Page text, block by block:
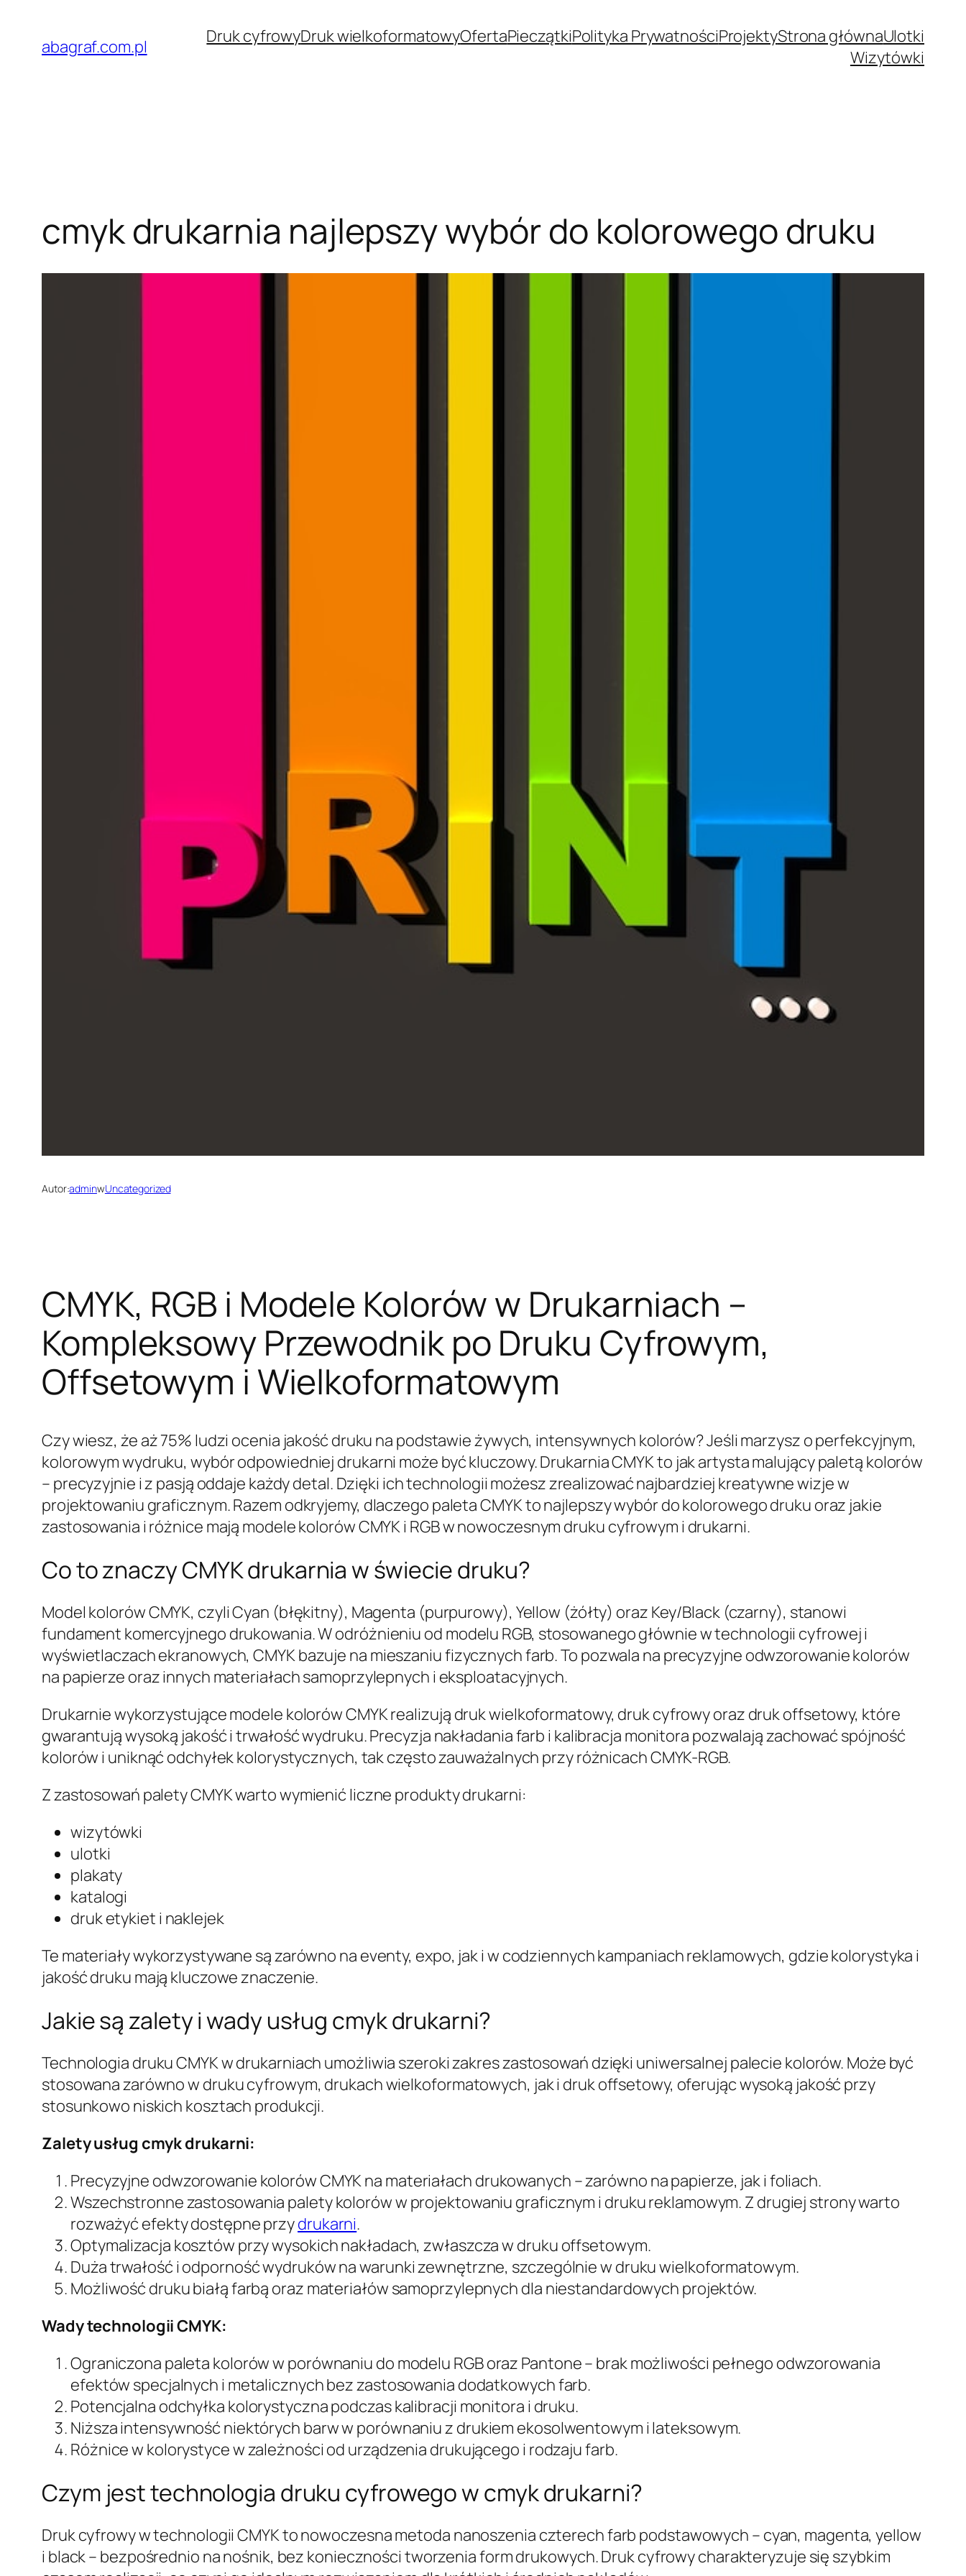
treści
abagraf.com.pl Druk cyfrowyDruk wielkoformatowyOfertaPieczątkiPolityka PrywatnościProjektyStrona głównaUlotki
Wizytówki
cmyk drukarnia najlepszy wybór do kolorowego druku
Autor:adminwUncategorized
CMYK, RGB i Modele Kolorów w Drukarniach –
Kompleksowy Przewodnik po Druku Cyfrowym,
Offsetowym i Wielkoformatowym
Czy wiesz, że aż 75% ludzi ocenia jakość druku na podstawie żywych, intensywnych kolorów? Jeśli marzysz o perfekcyjnym,
kolorowym wydruku, wybór odpowiedniej drukarni może być kluczowy. Drukarnia CMYK to jak artysta malujący paletą kolorów
– precyzyjnie i z pasją oddaje każdy detal. Dzięki ich technologii możesz zrealizować najbardziej kreatywne wizje w
projektowaniu graficznym. Razem odkryjemy, dlaczego paleta CMYK to najlepszy wybór do kolorowego druku oraz jakie
zastosowania i różnice mają modele kolorów CMYK i RGB w nowoczesnym druku cyfrowym i drukarni.
Co to znaczy CMYK drukarnia w świecie druku?
Model kolorów CMYK, czyli Cyan (błękitny), Magenta (purpurowy), Yellow (żółty) oraz Key/Black (czarny), stanowi
fundament komercyjnego drukowania. W odróżnieniu od modelu RGB, stosowanego głównie w technologii cyfrowej i
wyświetlaczach ekranowych, CMYK bazuje na mieszaniu fizycznych farb. To pozwala na precyzyjne odwzorowanie kolorów
na papierze oraz innych materiałach samoprzylepnych i eksploatacyjnych.
Drukarnie wykorzystujące modele kolorów CMYK realizują druk wielkoformatowy, druk cyfrowy oraz druk offsetowy, które
gwarantują wysoką jakość i trwałość wydruku. Precyzja nakładania farb i kalibracja monitora pozwalają zachować spójność
kolorów i uniknąć odchyłek kolorystycznych, tak często zauważalnych przy różnicach CMYK-RGB.
Z zastosowań palety CMYK warto wymienić liczne produkty drukarni:
wizytówki
ulotki
plakaty
katalogi
druk etykiet i naklejek
Te materiały wykorzystywane są zarówno na eventy, expo, jak i w codziennych kampaniach reklamowych, gdzie kolorystyka i
jakość druku mają kluczowe znaczenie.
Jakie są zalety i wady usług cmyk drukarni?
Technologia druku CMYK w drukarniach umożliwia szeroki zakres zastosowań dzięki uniwersalnej palecie kolorów. Może być
stosowana zarówno w druku cyfrowym, drukach wielkoformatowych, jak i druk offsetowy, oferując wysoką jakość przy
stosunkowo niskich kosztach produkcji.
Zalety usług cmyk drukarni:
Precyzyjne odwzorowanie kolorów CMYK na materiałach drukowanych – zarówno na papierze, jak i foliach.
Wszechstronne zastosowania palety kolorów w projektowaniu graficznym i druku reklamowym. Z drugiej strony warto
rozważyć efekty dostępne przydrukarni.
Optymalizacja kosztów przy wysokich nakładach, zwłaszcza w druku offsetowym.
Duża trwałość i odporność wydruków na warunki zewnętrzne, szczególnie w druku wielkoformatowym.
Możliwość druku białą farbą oraz materiałów samoprzylepnych dla niestandardowych projektów.
Wady technologii CMYK:
Ograniczona paleta kolorów w porównaniu do modelu RGB oraz Pantone – brak możliwości pełnego odwzorowania
efektów specjalnych i metalicznych bez zastosowania dodatkowych farb.
Potencjalna odchyłka kolorystyczna podczas kalibracji monitora i druku.
Niższa intensywność niektórych barw w porównaniu z drukiem ekosolwentowym i lateksowym.
Różnice w kolorystyce w zależności od urządzenia drukującego i rodzaju farb.
Czym jest technologia druku cyfrowego w cmyk drukarni?
Druk cyfrowy w technologii CMYK to nowoczesna metoda nanoszenia czterech farb podstawowych – cyan, magenta, yellow
i black – bezpośrednio na nośnik, bez konieczności tworzenia form drukowych. Druk cyfrowy charakteryzuje się szybkim